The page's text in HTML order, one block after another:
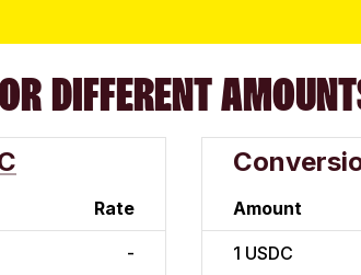
DIFFERENT
Rate
-
Amount
1 USDC